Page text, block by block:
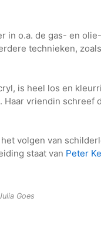
in o.a. de gas- en
technieken,
is heel los en
vriendin schreef
volgen van
staat van Peter
Goes